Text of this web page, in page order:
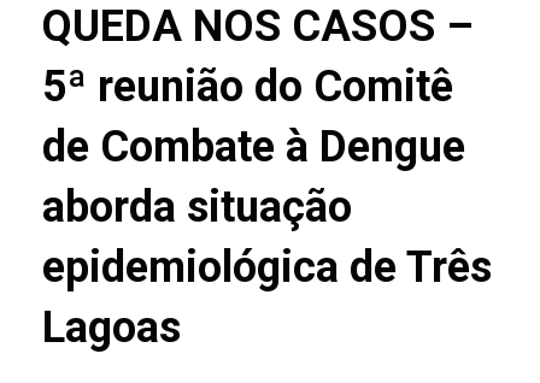
QUEDA NOS CASOS –
5ª reunião do Comitê
de Combate à Dengue
aborda situação
epidemiológica de Três
Lagoas